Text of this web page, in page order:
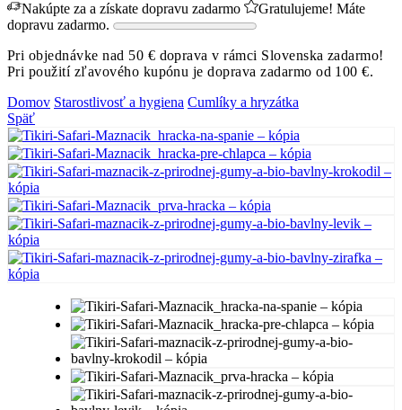
Nakúpte za a získate dopravu zadarmo
Gratulujeme! Máte
dopravu zadarmo.
Pri objednávke nad 50 € doprava v rámci Slovenska zadarmo!
Pri použití zľavového kupónu je doprava zadarmo od 100 €.
Domov Starostlivosť a hygiena Cumlíky a hryzátka
Späť